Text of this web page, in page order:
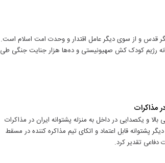
قدس و از سوی دیگر عامل اقتدار و وحدت امت اسلام است.
رژیم کودک کش صهیونیستی و ده‌ها هزار جنایت جنگی طی
مذاکرات
و یکصدایی در داخل به منزله پشتوانه ایران در مذاکرات
پشتوانه قابل اعتماد و اتکای تیم مذاکره کننده در مسقط
دفاعی تقدیر کرد.